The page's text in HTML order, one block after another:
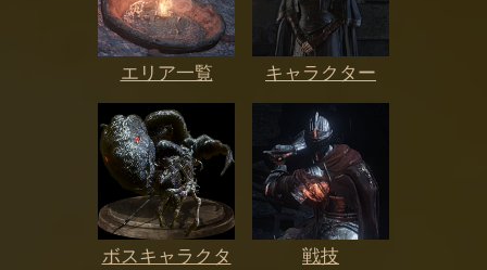
エリア一覧 キャラクター
ボスキャラクタ
戦技